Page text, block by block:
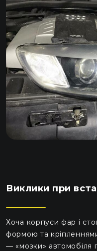
Виклики при
Хоча корпуси фар і
формою та
— «мозки» автомобіля